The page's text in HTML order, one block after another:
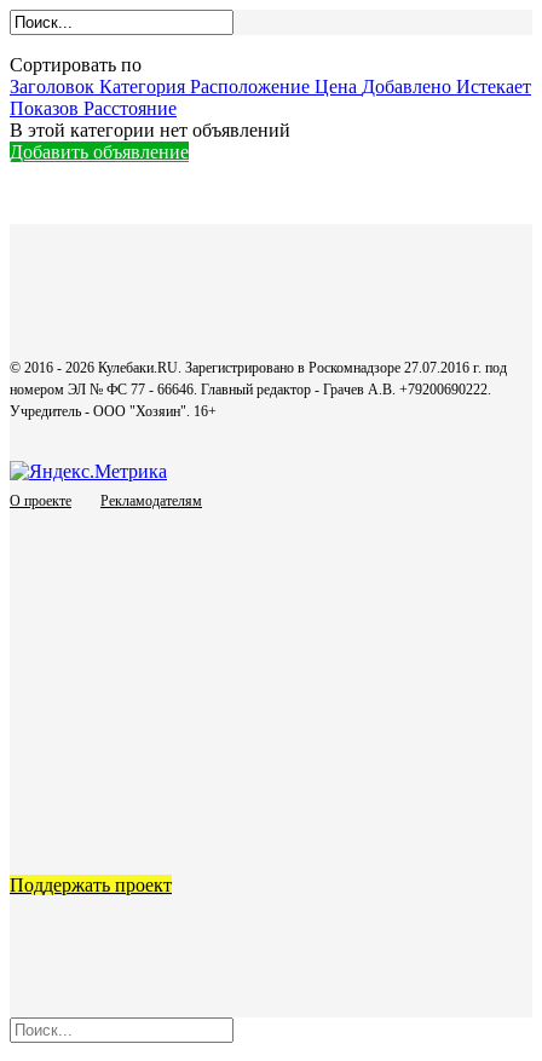
Сортировать по
Заголовок Категория Расположение Цена Добавлено Истекает
Показов Расстояние
В этой категории нет объявлений
Добавить объявление
© 2016 - 2026 Кулебаки.RU. Зарегистрировано в Роскомнадзоре 27.07.2016 г. под
номером ЭЛ № ФС 77 - 66646. Главный редактор - Грачев А.В. +79200690222.
Учредитель - ООО "Хозяин". 16+
О проекте Рекламодателям
Поддержать проект